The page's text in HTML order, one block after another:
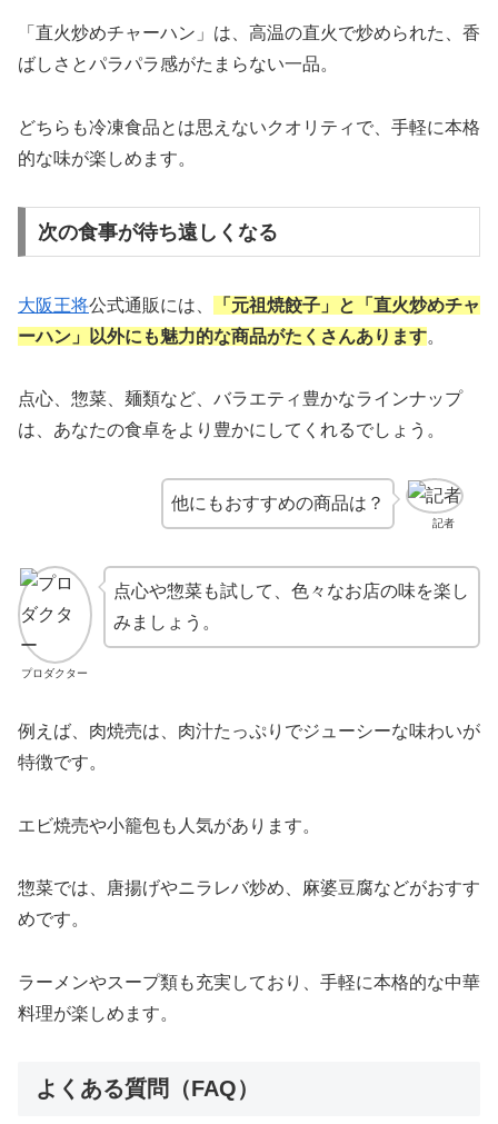
「直火炒めチャーハン」は、高温の直火で炒められた、香
ばしさとパラパラ感がたまらない一品。
どちらも冷凍食品とは思えないクオリティで、手軽に本格
的な味が楽しめます。
次の食事が待ち遠しくなる
大阪王将公式通販には、
「元祖焼餃子」と「直火炒めチャ
ーハン」以外にも魅力的な商品がたくさんあります。
点心、惣菜、麺類など、バラエティ豊かなラインナップ
は、あなたの食卓をより豊かにしてくれるでしょう。
記者
他にもおすすめの商品は？
プロダクター
点心や惣菜も試して、色々なお店の味を楽し
みましょう。
例えば、肉焼売は、肉汁たっぷりでジューシーな味わいが
特徴です。
エビ焼売や小籠包も人気があります。
惣菜では、唐揚げやニラレバ炒め、麻婆豆腐などがおすす
めです。
ラーメンやスープ類も充実しており、手軽に本格的な中華
料理が楽しめます。
よくある質問（FAQ）